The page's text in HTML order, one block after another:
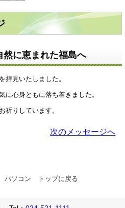
に恵まれた福島へ
見いたしました。
心身ともに落ち着きました。
りしています。
次のメッセージへ
パソコン トップに戻る